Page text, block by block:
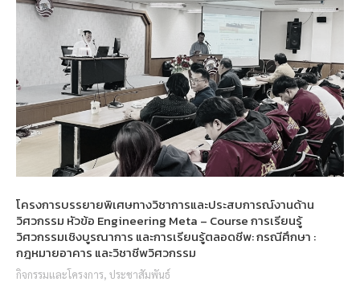
โครงการบรรยายพิเศษทางวิชาการและประสบการณ์งานด้าน
วิศวกรรม หัวข้อ Engineering Meta – Course การเรียนรู้
วิศวกรรมเชิงบูรณาการ และการเรียนรู้ตลอดชีพ: กรณีศึกษา :
กฎหมายอาคาร และวิชาชีพวิศวกรรม
กิจกรรมและโครงการ, ประชาสัมพันธ์